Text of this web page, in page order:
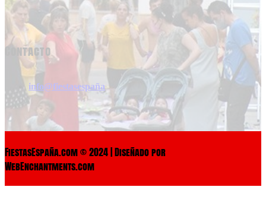
Contacto
info@fiestasespaña
FiestasEspaña.com © 2024 | Diseñado por
WebEnchantments.com